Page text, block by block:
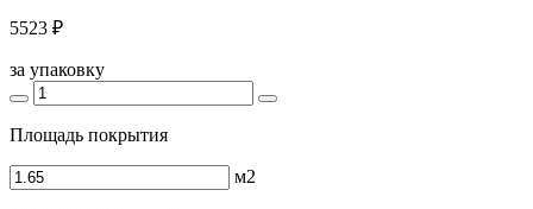
5523 ₽
за упаковку
Площадь покрытия
м2